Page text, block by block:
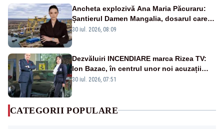
Ancheta explozivă Ana Maria Păcuraru:
Șantierul Damen Mangalia, dosarul care
scufundă apărarea României
30 iul. 2026, 08:09
Dezvăluiri INCENDIARE marca Rizea TV:
Ion Bazac, în centrul unor noi acuzații
publice
30 iul. 2026, 07:51
CATEGORII POPULARE